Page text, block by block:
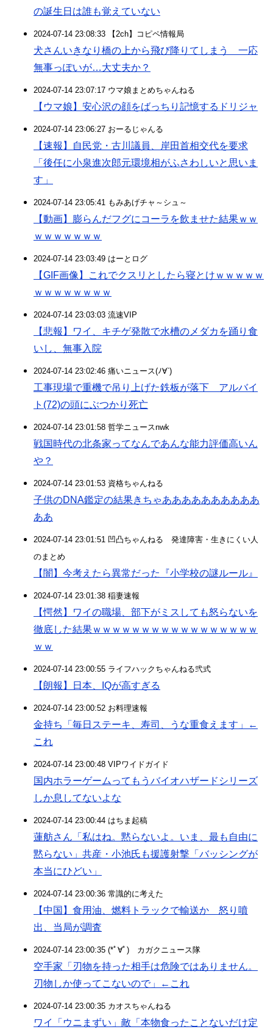
の誕生日は誰も覚えていない
2024-07-14 23:08:33 【2ch】コピペ情報局
犬さんいきなり橋の上から飛び降りてしまう 一応
無事っぽいが…大丈夫か？
2024-07-14 23:07:17 ウマ娘まとめちゃんねる
【ウマ娘】安心沢の顔をばっちり記憶するドリジャ
2024-07-14 23:06:27 おーるじゃんる
【速報】自民党・古川議員、岸田首相交代を要求
「後任に小泉進次郎元環境相がふさわしいと思いま
す」
2024-07-14 23:05:41 もみあげチャ～シュ～
【動画】膨らんだフグにコーラを飲ませた結果ｗｗ
ｗｗｗｗｗｗｗ
2024-07-14 23:03:49 はーとログ
【GIF画像】これでクスリとしたら寝とけｗｗｗｗｗ
ｗｗｗｗｗｗｗｗ
2024-07-14 23:03:03 流速VIP
【悲報】ワイ、キチゲ発散で水槽のメダカを踊り食
いし、無事入院
2024-07-14 23:02:46 痛いニュース(ﾉ∀`)
工事現場で重機で吊り上げた鉄板が落下 アルバイ
ト(72)の頭にぶつかり死亡
2024-07-14 23:01:58 哲学ニュースnwk
戦国時代の北条家ってなんであんな能力評価高いん
や？
2024-07-14 23:01:53 資格ちゃんねる
子供のDNA鑑定の結果きちゃああああああああああ
ああ
2024-07-14 23:01:51 凹凸ちゃんねる 発達障害・生きにくい人
のまとめ
【闇】今考えたら異常だった『小学校の謎ルール』
2024-07-14 23:01:38 稲妻速報
【愕然】ワイの職場、部下がミスしても怒らないを
徹底した結果ｗｗｗｗｗｗｗｗｗｗｗｗｗｗｗｗｗ
ｗｗ
2024-07-14 23:00:55 ライフハックちゃんねる弐式
【朗報】日本、IQが高すぎる
2024-07-14 23:00:52 お料理速報
金持ち「毎日ステーキ、寿司、うな重食えます」←
これ
2024-07-14 23:00:48 VIPワイドガイド
国内ホラーゲームってもうバイオハザードシリーズ
しか息してないよな
2024-07-14 23:00:44 はちま起稿
蓮舫さん「私はね。黙らないよ。いま、最も自由に
黙らない」共産・小池氏も援護射撃「バッシングが
本当にひどい」
2024-07-14 23:00:36 常識的に考えた
【中国】食用油、燃料トラックで輸送か 怒り噴
出、当局が調査
2024-07-14 23:00:35 (*ﾟ∀ﾟ)ゞカガクニュース隊
空手家「刃物を持った相手は危険ではありません。
刃物しか使ってこないので」←これ
2024-07-14 23:00:35 カオスちゃんねる
ワイ「ウニまずい」敵「本物食ったことないだけ定